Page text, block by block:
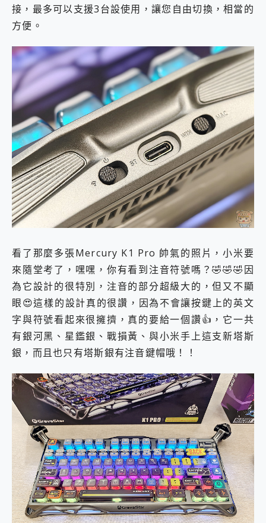
接，最多可以支援3台設使用，讓您自由切換，相當的
方便。
看了那麼多張Mercury K1 Pro 帥氣的照片，小米要
來隨堂考了，嘿嘿，你有看到注音符號嗎？🤣🤣🤣因
為它設計的很特別，注音的部分超級大的，但又不顯
眼😍這樣的設計真的很讚，因為不會讓按鍵上的英文
字與符號看起來很擁擠，真的要給一個讚👍，它一共
有銀河黑、星鑑銀、戰損黃、與小米手上這支新塔斯
銀，而且也只有塔斯銀有注音鍵帽哦！！